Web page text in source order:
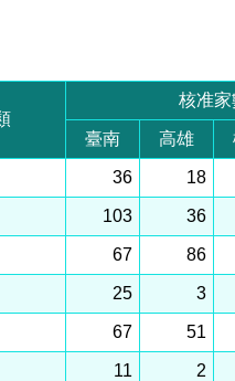
核准家
臺南 高雄
36 18
103 36
67 86
25 3
67 51
11 2